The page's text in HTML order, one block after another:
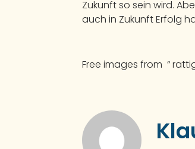
Zukunft so sein wird.
auch in Zukunft Erfolg
Free images from “